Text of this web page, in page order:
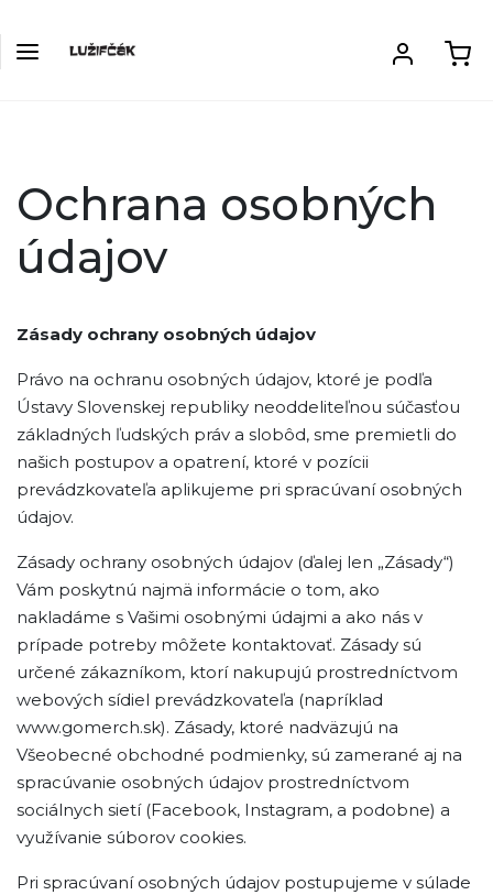
Ochrana osobných
údajov
Zásady ochrany osobných údajov
Právo na ochranu osobných údajov, ktoré je podľa
Ústavy Slovenskej republiky neoddeliteľnou súčasťou
základných ľudských práv a slobôd, sme premietli do
našich postupov a opatrení, ktoré v pozícii
prevádzkovateľa aplikujeme pri spracúvaní osobných
údajov.
Zásady ochrany osobných údajov (ďalej len „Zásady“)
Vám poskytnú najmä informácie o tom, ako
nakladáme s Vašimi osobnými údajmi a ako nás v
prípade potreby môžete kontaktovať. Zásady sú
určené zákazníkom, ktorí nakupujú prostredníctvom
webových sídiel prevádzkovateľa (napríklad
www.gomerch.sk). Zásady, ktoré nadväzujú na
Všeobecné obchodné podmienky, sú zamerané aj na
spracúvanie osobných údajov prostredníctvom
sociálnych sietí (Facebook, Instagram, a podobne) a
využívanie súborov cookies.
Pri spracúvaní osobných údajov postupujeme v súlade